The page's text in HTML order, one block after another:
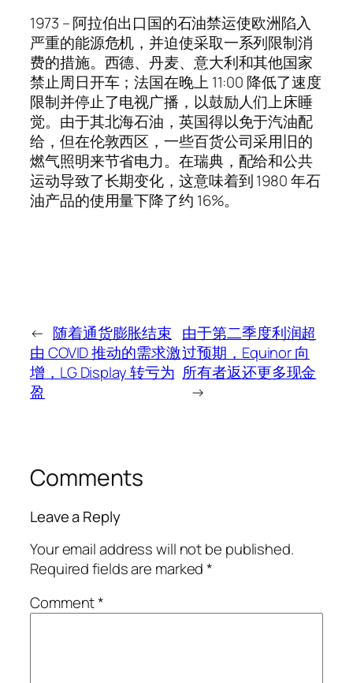
1973 – 阿拉伯出口国的石油禁运使欧洲陷入
严重的能源危机，并迫使采取一系列限制消
费的措施。西德、丹麦、意大利和其他国家
禁止周日开车；法国在晚上 11:00 降低了速度
限制并停止了电视广播，以鼓励人们上床睡
觉。由于其北海石油，英国得以免于汽油配
给，但在伦敦西区，一些百货公司采用旧的
燃气照明来节省电力。在瑞典，配给和公共
运动导致了长期变化，这意味着到 1980 年石
油产品的使用量下降了约 16%。
← 随着通货膨胀结束
由 COVID 推动的需求激
增，LG Display 转亏为
盈
由于第二季度利润超
过预期，Equinor 向
所有者返还更多现金
→
Comments
Leave a Reply
Your email address will not be published.
Required fields are marked*
Comment*